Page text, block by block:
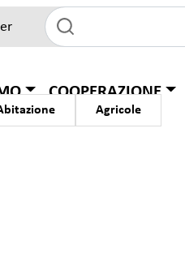
COOPERAZIONE
Agricole